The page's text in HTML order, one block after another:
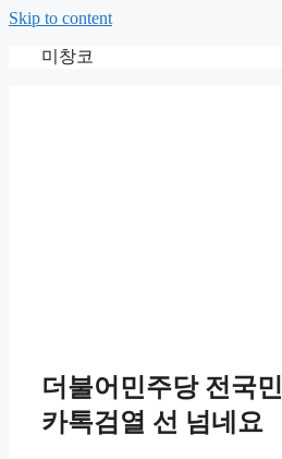
Skip to content
미창코
더불어민주당 전국민
카톡검열 선 넘네요